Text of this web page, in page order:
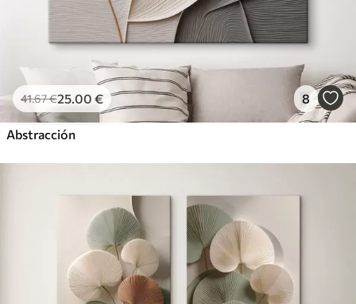
41.67€25.00 € 8
Abstracción